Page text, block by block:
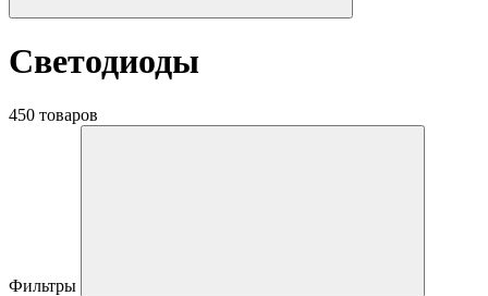
Светодиоды
450 товаров
Фильтры